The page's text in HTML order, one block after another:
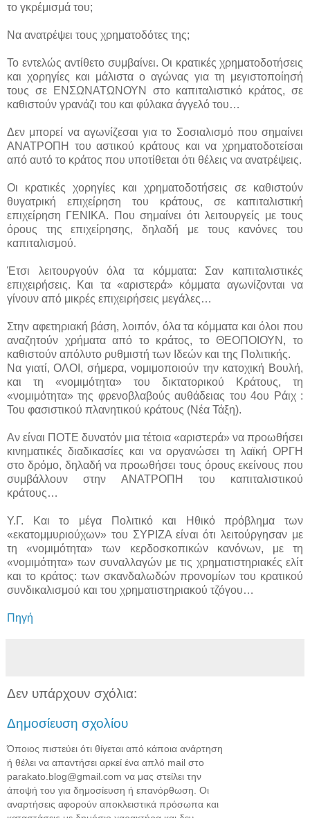
το γκρέμισμά του;
Να ανατρέψει τους χρηματοδότες της;
Το εντελώς αντίθετο συμβαίνει. Οι κρατικές χρηματοδοτήσεις
και χορηγίες και μάλιστα ο αγώνας για τη μεγιστοποίησή
τους σε ΕΝΣΩΝΑΤΩΝΟΥΝ στο καπιταλιστικό κράτος, σε
καθιστούν γρανάζι του και φύλακα άγγελό του…
Δεν μπορεί να αγωνίζεσαι για το Σοσιαλισμό που σημαίνει
ΑΝΑΤΡΟΠΗ του αστικού κράτους και να χρηματοδοτείσαι
από αυτό το κράτος που υποτίθεται ότι θέλεις να ανατρέψεις.
Οι κρατικές χορηγίες και χρηματοδοτήσεις σε καθιστούν
θυγατρική επιχείρηση του κράτους, σε καπιταλιστική
επιχείρηση ΓΕΝΙΚΑ. Που σημαίνει ότι λειτουργείς με τους
όρους της επιχείρησης, δηλαδή με τους κανόνες του
καπιταλισμού.
Έτσι λειτουργούν όλα τα κόμματα: Σαν καπιταλιστικές
επιχειρήσεις. Και τα «αριστερά» κόμματα αγωνίζονται να
γίνουν από μικρές επιχειρήσεις μεγάλες…
Στην αφετηριακή βάση, λοιπόν, όλα τα κόμματα και όλοι που
αναζητούν χρήματα από το κράτος, το ΘΕΟΠΟΙΟΥΝ, το
καθιστούν απόλυτο ρυθμιστή των Ιδεών και της Πολιτικής.
Να γιατί, ΟΛΟΙ, σήμερα, νομιμοποιούν την κατοχική Βουλή,
και τη «νομιμότητα» του δικτατορικού Κράτους, τη
«νομιμότητα» της φρενοβλαβούς αυθάδειας του 4ου Ράιχ :
Του φασιστικού πλανητικού κράτους (Νέα Τάξη).
Αν είναι ΠΟΤΕ δυνατόν μια τέτοια «αριστερά» να προωθήσει
κινηματικές διαδικασίες και να οργανώσει τη λαϊκή ΟΡΓΗ
στο δρόμο, δηλαδή να προωθήσει τους όρους εκείνους που
συμβάλλουν στην ΑΝΑΤΡΟΠΗ του καπιταλιστικού
κράτους…
Υ.Γ. Και το μέγα Πολιτικό και Ηθικό πρόβλημα των
«εκατομμυριούχων» του ΣΥΡΙΖΑ είναι ότι λειτούργησαν με
τη «νομιμότητα» των κερδοσκοπικών κανόνων, με τη
«νομιμότητα» των συναλλαγών με τις χρηματιστηριακές ελίτ
και το κράτος: των σκανδαλωδών προνομίων του κρατικού
συνδικαλισμού και του χρηματιστηριακού τζόγου…
Πηγή
Δεν υπάρχουν σχόλια:
Δημοσίευση σχολίου
Όποιος πιστεύει ότι θίγεται από κάποια ανάρτηση
ή θέλει να απαντήσει αρκεί ένα απλό mail στο
parakato.blog@gmail.com να μας στείλει την
άποψή του για δημοσίευση ή επανόρθωση. Οι
αναρτήσεις αφορούν αποκλειστικά πρόσωπα και